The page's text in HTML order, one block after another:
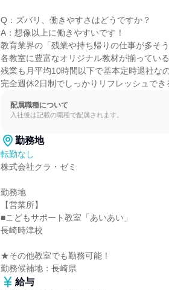
Q：ズバリ、働きやすさはどうですか？
A：想像以上に働きやすいです！
教育業界の「残業や持ち帰りの仕事が多そ
各教室に豊富なオリジナル教材が揃ってい
残業も月平均10時間以下で基本定時退社な
完全週休2日制でしっかりリフレッシュでき
配属職種について
入社後は記載の職種で配属されます。
勤務地
転勤なし
株式会社クラ・ゼミ
勤務地
【営業所】
■こどもサポート教室「あいあい」
長崎時津校
★その他教室でも勤務可能！
勤務候補地：長崎県
給与